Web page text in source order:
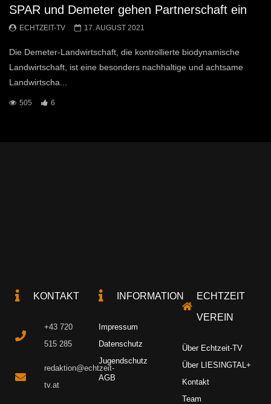
SPAR und Demeter gehen Partnerschaft ein
ECHTZEIT-TV 17. AUGUST 2021
Die Demeter-Landwirtschaft, die kontrollierte biodynamische
Landwirtschaft, ist eine besonders nachhaltige und achtsame
Landwirtscha...
505 6
KONTAKT
+43 720
515 285
redaktion@echtzeit-
tv.at
INFORMATION
Impressum
Datenschutz
Jugendschutz
AGB
ECHTZEIT
VEREIN
Über Echtzeit-TV
Über LIESINGTAL+
Kontakt
Team